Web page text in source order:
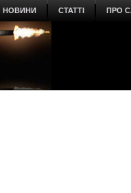
НОВИНИ СТАТТІ ПРО